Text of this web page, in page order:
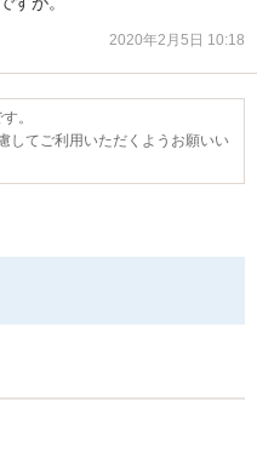
2020年2月5日 10:18
。
してご利用いただくようお願いい